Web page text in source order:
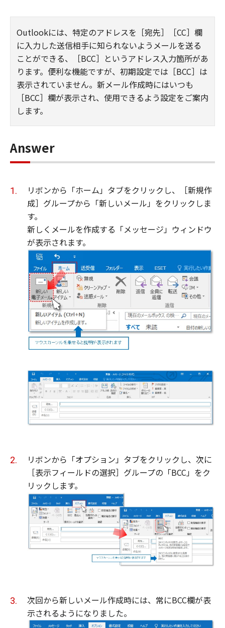
Outlookには、特定のアドレスを［宛先］［CC］欄
に入力した送信相手に知られないようメールを送る
ことができる、［BCC］というアドレス入力箇所があ
ります。便利な機能ですが、初期設定では［BCC］は
表示されていません。新メール作成時にはいつも
［BCC］欄が表示され、使用できるよう設定をご案内
します。
Answer
リボンから「ホーム」タブをクリックし、［新規作
成］グループから「新しいメール」をクリックしま
す。
新しくメールを作成する「メッセージ」ウィンドウ
が表示されます。
リボンから「オプション」タブをクリックし、次に
［表示フィールドの選択］グループの「BCC」をク
リックします。
次回から新しいメール作成時には、常にBCC欄が表
示されるようになりました。